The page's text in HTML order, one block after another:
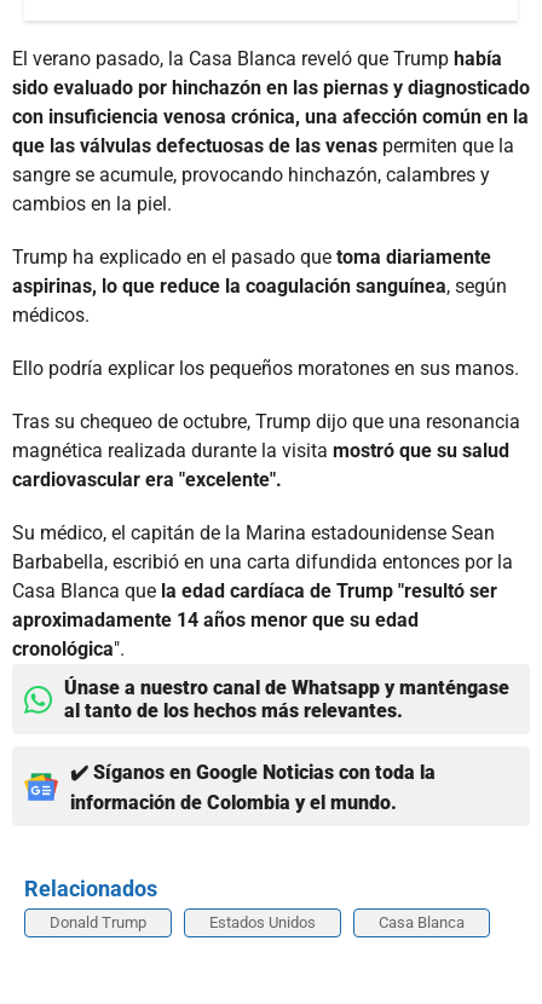
El verano pasado, la Casa Blanca reveló que Trump había
sido evaluado por hinchazón en las piernas y diagnosticado
con insuficiencia venosa crónica, una afección común en la
que las válvulas defectuosas de las venas permiten que la
sangre se acumule, provocando hinchazón, calambres y
cambios en la piel.
Trump ha explicado en el pasado que toma diariamente
aspirinas, lo que reduce la coagulación sanguínea, según
médicos.
Ello podría explicar los pequeños moratones en sus manos.
Tras su chequeo de octubre, Trump dijo que una resonancia
magnética realizada durante la visita mostró que su salud
cardiovascular era "excelente".
Su médico, el capitán de la Marina estadounidense Sean
Barbabella, escribió en una carta difundida entonces por la
Casa Blanca que la edad cardíaca de Trump "resultó ser
aproximadamente 14 años menor que su edad
cronológica".
Únase a nuestro canal de Whatsapp y manténgase
al tanto de los hechos más relevantes.
✔️ Síganos en Google Noticias con toda la
información de Colombia y el mundo.
Relacionados
Donald Trump Estados Unidos Casa Blanca